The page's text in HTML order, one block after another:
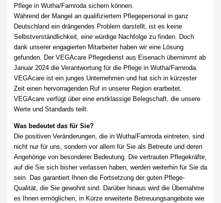
Pflege in Wutha/Farnroda sichern können.
Während der Mangel an qualifiziertem Pflegepersonal in ganz
Deutschland ein drängendes Problem darstellt, ist es keine
Selbstverständlichkeit, eine würdige Nachfolge zu finden. Doch
dank unserer engagierten Mitarbeiter haben wir eine Lösung
gefunden. Der VEGAcare Pflegedienst aus Eisenach übernimmt ab
Januar 2024 die Verantwortung für die Pflege in Wutha/Farnroda.
VEGAcare ist ein junges Unternehmen und hat sich in kürzester
Zeit einen hervorragenden Ruf in unserer Region erarbeitet.
VEGAcare verfügt über eine erstklassige Belegschaft, die unsere
Werte und Standards teilt.
Was bedeutet das für Sie?
Die positiven Veränderungen, die in Wutha/Farnroda eintreten, sind
nicht nur für uns, sondern vor allem für Sie als Betreute und deren
Angehörige von besonderer Bedeutung. Die vertrauten Pflegekräfte,
auf die Sie sich bisher verlassen haben, werden weiterhin für Sie da
sein. Das garantiert Ihnen die Fortsetzung der guten Pflege-
Qualität, die Sie gewohnt sind. Darüber hinaus wird die Übernahme
es Ihnen ermöglichen, in Kürze erweiterte Betreuungsangebote wie